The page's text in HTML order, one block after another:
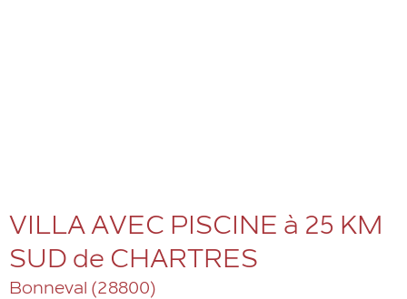
VILLA AVEC PISCINE à 25 KM
SUD de CHARTRES
Bonneval (28800)